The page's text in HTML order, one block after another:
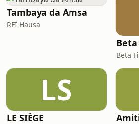
et les véritables dangers qui
attendent la France da
Tambaya da Amsa
RFI Hausa
Beta
LS
LE SIÈGE